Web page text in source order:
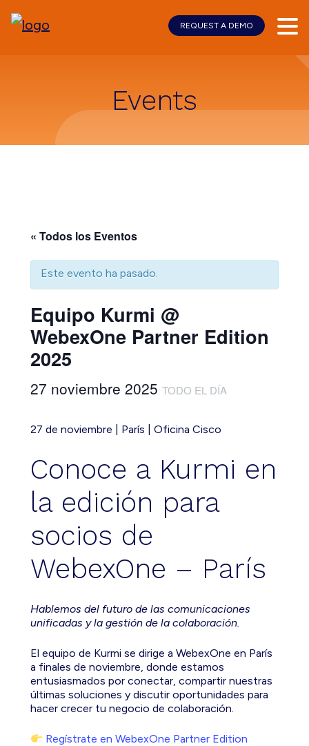
Events
« Todos los Eventos
Este evento ha pasado.
Equipo Kurmi @
WebexOne Partner Edition
2025
27 noviembre 2025 TODO EL DÍA
27 de noviembre | París | Oficina Cisco
Conoce a Kurmi en
la edición para
socios de
WebexOne – París
Hablemos del futuro de las comunicaciones
unificadas y la gestión de la colaboración.
El equipo de Kurmi se dirige a WebexOne en París
a finales de noviembre, donde estamos
entusiasmados por conectar, compartir nuestras
últimas soluciones y discutir oportunidades para
hacer crecer tu negocio de colaboración.
Regístrate en WebexOne Partner Edition
REQUEST A DEMO